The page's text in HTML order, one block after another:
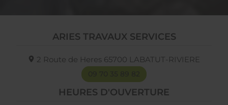
ARIES TRAVAUX SERVICES
2 Route de Heres 65700 LABATUT-RIVIERE
HEURES D'OUVERTURE